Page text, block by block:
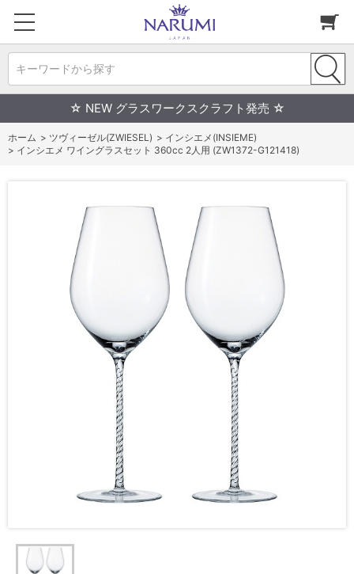
キーワードから探す
☆ NEW グラスワークスクラフト発売 ☆
ホーム > ツヴィーゼル(ZWIESEL) > インシエメ(INSIEME)
> インシエメ ワイングラスセット 360cc 2人用 (ZW1372-G121418)